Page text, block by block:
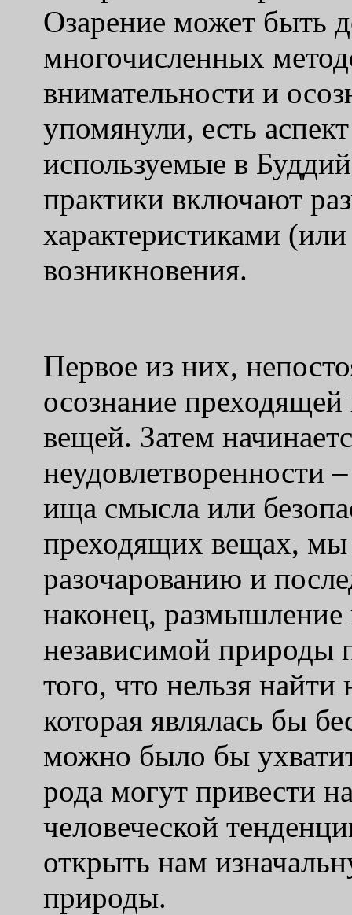
Озарение может быть
многочисленных
внимательности и
упомянули, есть
используемые в
практики включают
характеристиками
возникновения.
Первое из них,
осознание
вещей. Затем
неудовлетворенности
ища смысла или
преходящих вещах,
разочарованию и
наконец, размышление
независимой природы
того, что нельзя
которая являлась бы
можно было бы
рода могут привести
человеческой
открыть нам
природы.